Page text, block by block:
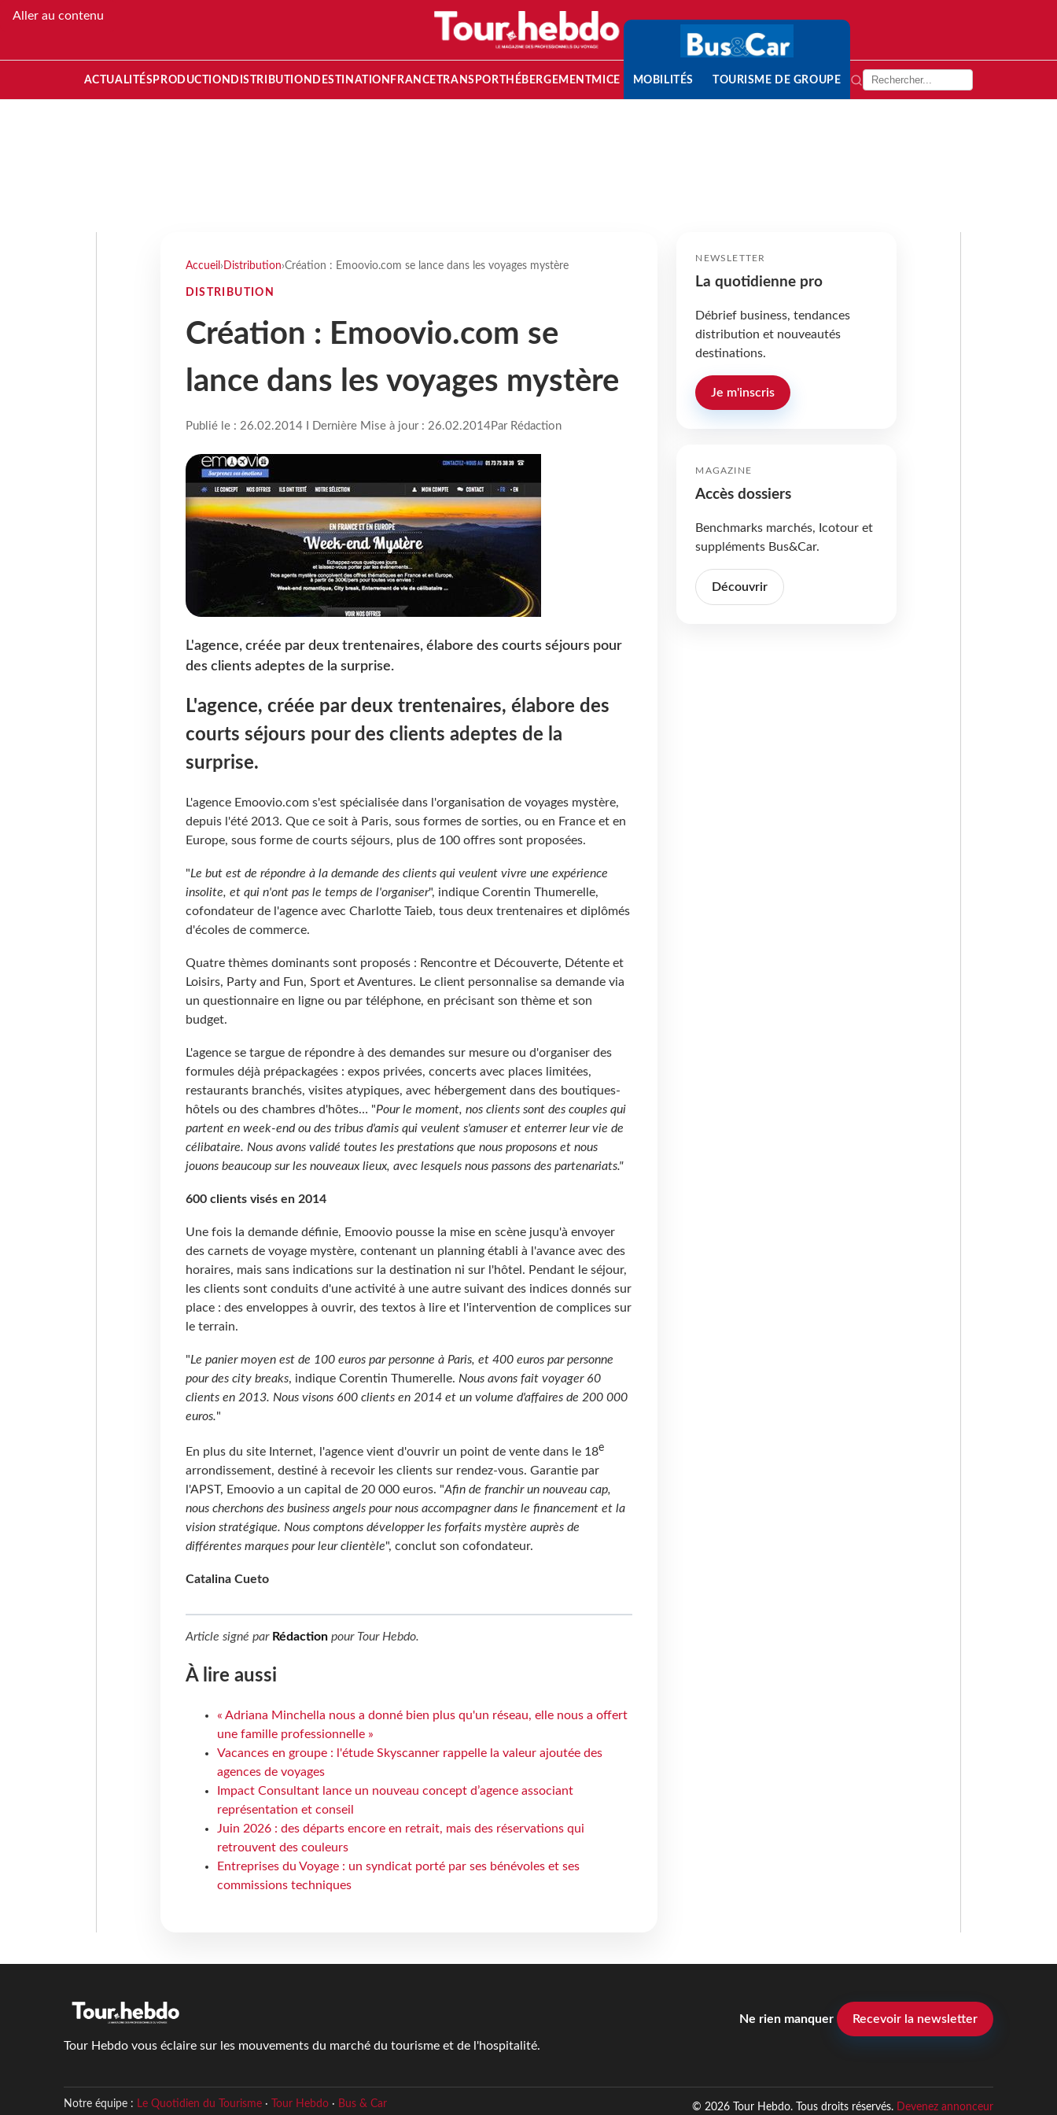
Aller au contenu
ACTUALITÉS PRODUCTION DISTRIBUTION DESTINATION FRANCETRANSPORT HÉBERGEMENTMICE MOBILITÉS TOURISME DE GROUPE
Accueil › Distribution›Création : Emoovio.com se lance dans les voyages mystère
DISTRIBUTION
Création : Emoovio.com se
lance dans les voyages mystère
Publié le : 26.02.2014 I Dernière Mise à jour : 26.02.2014Par Rédaction
L'agence, créée par deux trentenaires, élabore des courts séjours pour
des clients adeptes de la surprise.
L'agence, créée par deux trentenaires, élabore des
courts séjours pour des clients adeptes de la
surprise.
L'agence Emoovio.com s'est spécialisée dans l'organisation de voyages mystère,
depuis l'été 2013. Que ce soit à Paris, sous formes de sorties, ou en France et en
Europe, sous forme de courts séjours, plus de 100 offres sont proposées.
"Le but est de répondre à la demande des clients qui veulent vivre une expérience
insolite, et qui n'ont pas le temps de l'organiser", indique Corentin Thumerelle,
cofondateur de l'agence avec Charlotte Taieb, tous deux trentenaires et diplômés
d'écoles de commerce.
Quatre thèmes dominants sont proposés : Rencontre et Découverte, Détente et
Loisirs, Party and Fun, Sport et Aventures. Le client personnalise sa demande via
un questionnaire en ligne ou par téléphone, en précisant son thème et son
budget.
L'agence se targue de répondre à des demandes sur mesure ou d'organiser des
formules déjà prépackagées : expos privées, concerts avec places limitées,
restaurants branchés, visites atypiques, avec hébergement dans des boutiques-
hôtels ou des chambres d'hôtes… "Pour le moment, nos clients sont des couples qui
partent en week-end ou des tribus d'amis qui veulent s'amuser et enterrer leur vie de
célibataire. Nous avons validé toutes les prestations que nous proposons et nous
jouons beaucoup sur les nouveaux lieux, avec lesquels nous passons des partenariats."
600 clients visés en 2014
Une fois la demande définie, Emoovio pousse la mise en scène jusqu'à envoyer
des carnets de voyage mystère, contenant un planning établi à l'avance avec des
horaires, mais sans indications sur la destination ni sur l'hôtel. Pendant le séjour,
les clients sont conduits d'une activité à une autre suivant des indices donnés sur
place : des enveloppes à ouvrir, des textos à lire et l'intervention de complices sur
le terrain.
"Le panier moyen est de 100 euros par personne à Paris, et 400 euros par personne
pour des city breaks, indique Corentin Thumerelle. Nous avons fait voyager 60
clients en 2013. Nous visons 600 clients en 2014 et un volume d'affaires de 200 000
euros."
En plus du site Internet, l'agence vient d'ouvrir un point de vente dans le 18e
arrondissement, destiné à recevoir les clients sur rendez-vous. Garantie par
l'APST, Emoovio a un capital de 20 000 euros. "Afin de franchir un nouveau cap,
nous cherchons des business angels pour nous accompagner dans le financement et la
vision stratégique. Nous comptons développer les forfaits mystère auprès de
différentes marques pour leur clientèle", conclut son cofondateur.
Catalina Cueto
Article signé par Rédactionpour Tour Hebdo.
À lire aussi
« Adriana Minchella nous a donné bien plus qu'un réseau, elle nous a offert
une famille professionnelle »
Vacances en groupe : l'étude Skyscanner rappelle la valeur ajoutée des
agences de voyages
Impact Consultant lance un nouveau concept d’agence associant
représentation et conseil
Juin 2026 : des départs encore en retrait, mais des réservations qui
retrouvent des couleurs
Entreprises du Voyage : un syndicat porté par ses bénévoles et ses
commissions techniques
NEWSLETTER
La quotidienne pro
Débrief business, tendances
distribution et nouveautés
destinations.
Je m'inscris
MAGAZINE
Accès dossiers
Benchmarks marchés, Icotour et
suppléments Bus&Car.
Découvrir
Tour Hebdo vous éclaire sur les mouvements du marché du tourisme et de l'hospitalité.
Ne rien manquer Recevoir la newsletter
Notre équipe : Le Quotidien du Tourisme· Tour Hebdo· Bus & Car © 2026 Tour Hebdo. Tous droits réservés. Devenez annonceur